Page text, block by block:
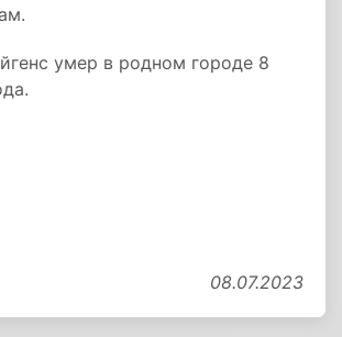
умер в родном городе 8
08.07.2023